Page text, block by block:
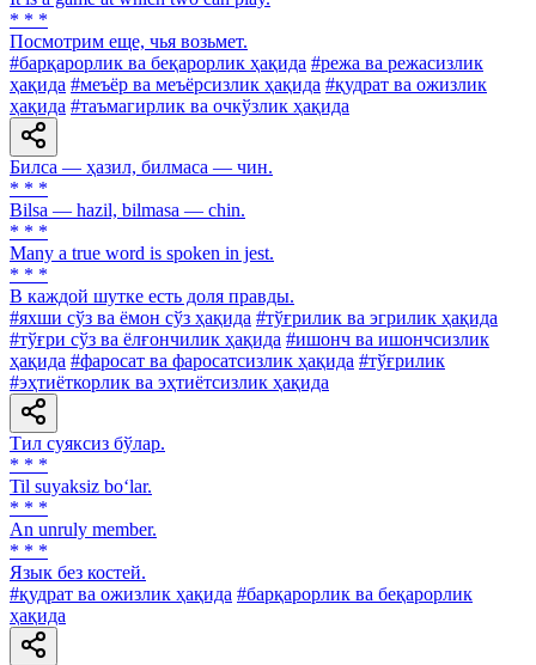
* * *
Посмотрим еще, чья возьмет.
#барқарорлик ва беқарорлик ҳақида #режа ва режасизлик
ҳақида #меъёр ва меъёрсизлик ҳақида #қудрат ва ожизлик
ҳақида #таъмагирлик ва очкўзлик ҳақида
Билса — ҳазил, билмаса — чин.
* * *
Bilsa — hazil, bilmasa — chin.
* * *
Many a true word is spoken in jest.
* * *
В каждой шутке есть доля правды.
#яхши сўз ва ёмон сўз ҳақида #тўғрилик ва эгрилик ҳақида
#тўғри сўз ва ёлғончилик ҳақида #ишонч ва ишончсизлик
ҳақида #фаросат ва фаросатсизлик ҳақида #тўғрилик
#эҳтиёткорлик ва эҳтиётсизлик ҳақида
Тил суяксиз бўлар.
* * *
Til suyaksiz bo‘lar.
* * *
An unruly member.
* * *
Язык без костей.
#қудрат ва ожизлик ҳақида #барқарорлик ва беқарорлик
ҳақида